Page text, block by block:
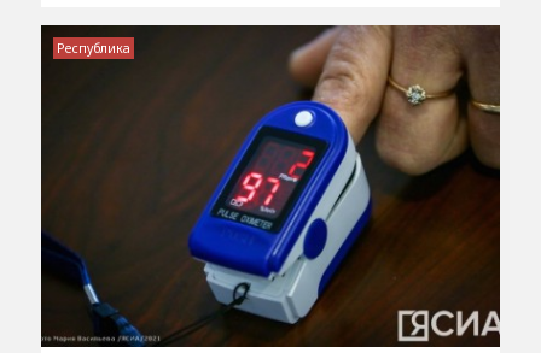
Республика